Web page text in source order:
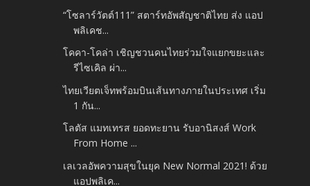
“โซลาร์วัตต์111” สตาร์ทอัพสัญชาติไทย ส่ง แอป
พลิเคช...
โคคา-โคล่า เชิญชวนคนไทยร่วมใจแยกขยะและ
รีไซเคิล ผ่า...
ไทยเวียตเจ็ทพร้อมบินเส้นทางภายในประเทศ เริ่ม
1 กัน...
โลตัส แมทเทรส ยอดทะยาน รับอานิสงส์ Work
From Home ...
เลเวลอัพความสุขในยุค New Normal 2021! ด้วย
แอปพลิเค...